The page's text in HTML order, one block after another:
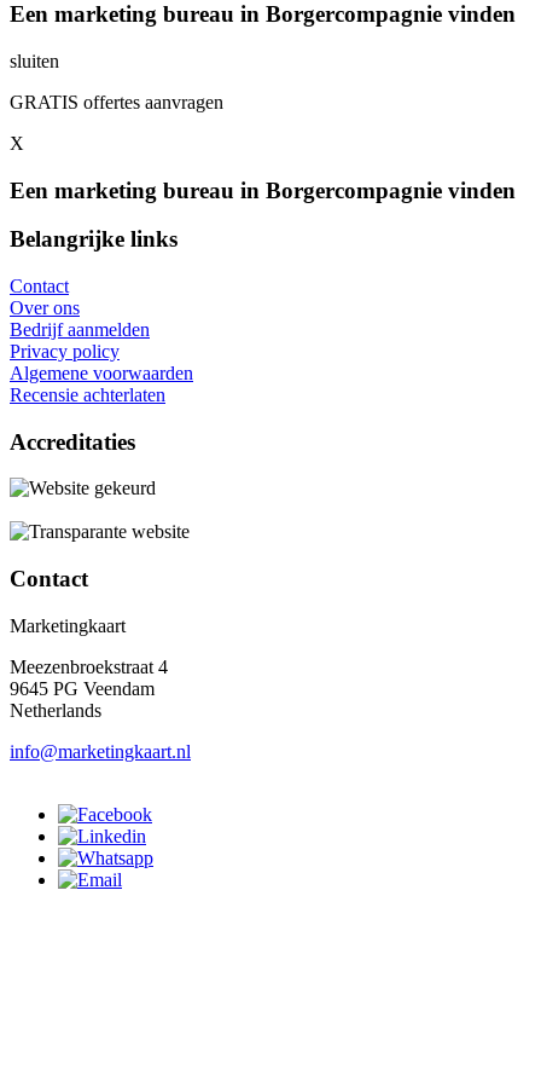
Een marketing bureau in Borgercompagnie vinden
sluiten
GRATIS offertes aanvragen
X
Een marketing bureau in Borgercompagnie vinden
Belangrijke links
Contact
Over ons
Bedrijf aanmelden
Privacy policy
Algemene voorwaarden
Recensie achterlaten
Accreditaties
Contact
Marketingkaart
Meezenbroekstraat 4
9645 PG Veendam
Netherlands
info@marketingkaart.nl